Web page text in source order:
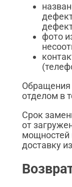
фото
Обращения
отделом в
Срок
от
мощностей
доставку